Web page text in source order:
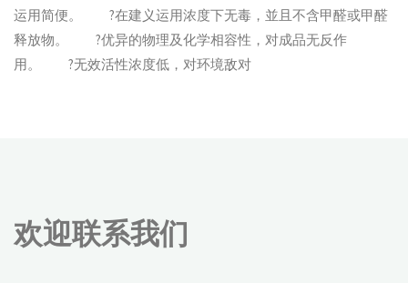
运用简便。 ?在建义运用浓度下无毒，並且不含甲醛或甲醛
释放物。 ?优异的物理及化学相容性，对成品无反作
用。 ?无效活性浓度低，对环境敌对
欢迎联系我们